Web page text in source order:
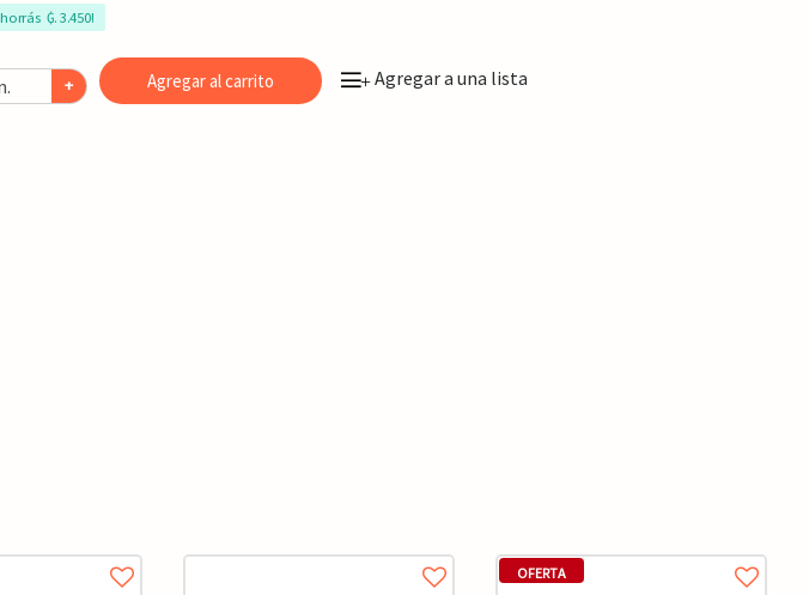
₲. 3.450!
+ Agregar al carrito +Agregar a una lista
OFERTA